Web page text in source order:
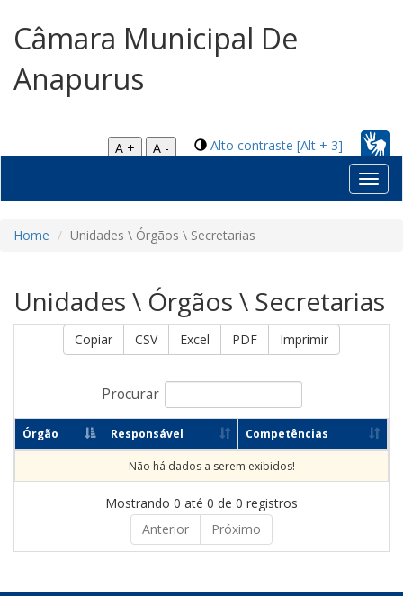
Câmara Municipal De
Anapurus
Alto contraste [Alt + 3]
A +
A -
Home Unidades \ Órgãos \ Secretarias
Unidades \ Órgãos \ Secretarias
Copiar CSV Excel PDF Imprimir
Procurar
Órgão Responsável Competências
Não há dados a serem exibidos!
Mostrando 0 até 0 de 0 registros
Anterior
Próximo